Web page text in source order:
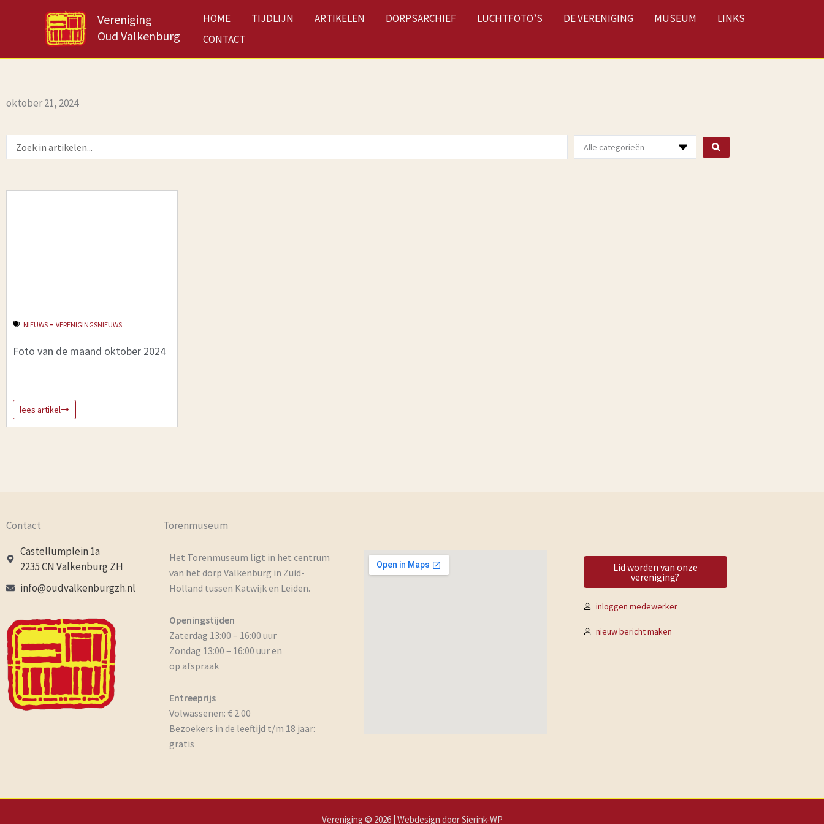
Vereniging
Oud Valkenburg
HOME TIJDLIJN ARTIKELEN DORPSARCHIEF LUCHTFOTO’S DE VERENIGING MUSEUM
LINKS
CONTACT
oktober 21, 2024
Search
...
NIEUWS - VERENIGINGSNIEUWS
Foto van de maand oktober 2024
lees artikel
Contact
Castellumplein 1a
2235 CN Valkenburg ZH
info@oudvalkenburgzh.nl
Torenmuseum
Het Torenmuseum ligt in het centrum
van het dorp Valkenburg in Zuid-
Holland tussen Katwijk en Leiden.
Openingstijden
Zaterdag 13:00 – 16:00 uur
Zondag 13:00 – 16:00 uur en
op afspraak
Entreeprijs
Volwassenen: € 2.00
Bezoekers in de leeftijd t/m 18 jaar:
gratis
Lid worden van onze
vereniging?
inloggen medewerker
nieuw bericht maken
Vereniging © 2026 | Webdesign doorSierink-WP